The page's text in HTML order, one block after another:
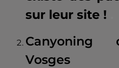
sur leur site !
Canyoning
Vosges